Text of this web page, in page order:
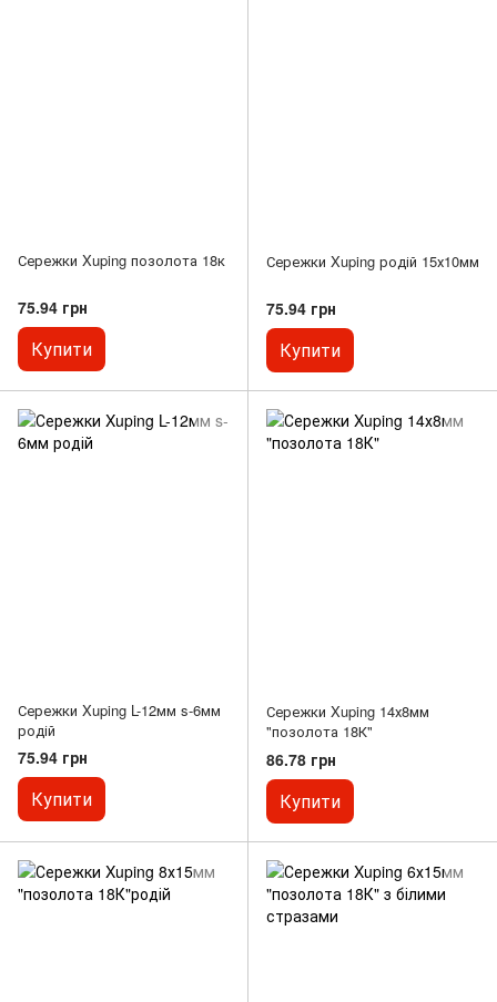
Сережки Xuping позолота 18к
75.94 грн
Купити
Сережки Xuping родій 15х10мм
75.94 грн
Купити
Сережки Xuping L-12мм s-6мм
родій
75.94 грн
Купити
Сережки Xuping 14х8мм
"позолота 18К"
86.78 грн
Купити